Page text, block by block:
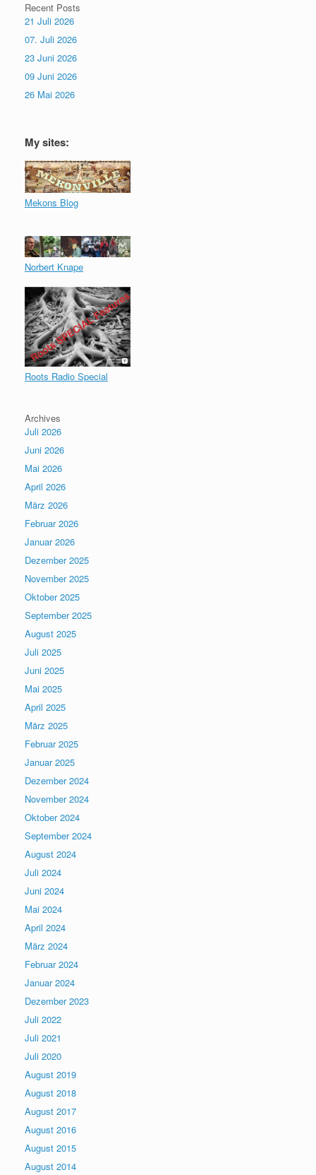
Recent Posts
21 Juli 2026
07. Juli 2026
23 Juni 2026
09 Juni 2026
26 Mai 2026
My sites:
Mekons Blog
Norbert Knape
Roots Radio Special
Archives
Juli 2026
Juni 2026
Mai 2026
April 2026
März 2026
Februar 2026
Januar 2026
Dezember 2025
November 2025
Oktober 2025
September 2025
August 2025
Juli 2025
Juni 2025
Mai 2025
April 2025
März 2025
Februar 2025
Januar 2025
Dezember 2024
November 2024
Oktober 2024
September 2024
August 2024
Juli 2024
Juni 2024
Mai 2024
April 2024
März 2024
Februar 2024
Januar 2024
Dezember 2023
Juli 2022
Juli 2021
Juli 2020
August 2019
August 2018
August 2017
August 2016
August 2015
August 2014